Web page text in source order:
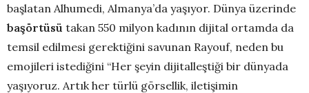
başlatan Alhumedi, Almanya’da yaşıyor. Dünya üzerinde
başörtüsü takan 550 milyon kadının dijital ortamda da
temsil edilmesi gerektiğini savunan Rayouf, neden bu
emojileri istediğini “Her şeyin dijitalleştiği bir dünyada
yaşıyoruz. Artık her türlü görsellik, iletişimin